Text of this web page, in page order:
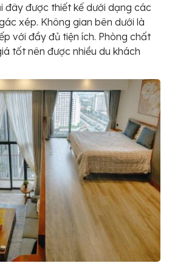
đây được thiết kế dưới dạng các
xép. Không gian bên dưới là
với đầy đủ tiện ích. Phòng chất
tốt nên được nhiều du khách